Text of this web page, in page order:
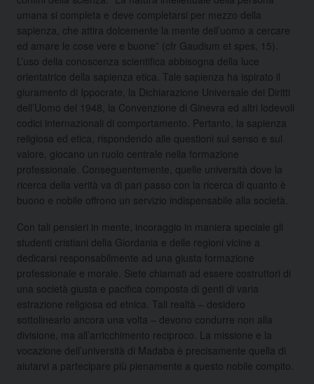
umana si completa e deve completarsi per mezzo della
sapienza, che attira dolcemente la mente dell’uomo a cercare
ed amare le cose vere e buone” (cfr Gaudium et spes, 15).
L’uso della conoscenza scientifica abbisogna della luce
orientatrice della sapienza etica. Tale sapienza ha ispirato il
giuramento di Ippocrate, la Dichiarazione Universale dei Diritti
dell’Uomo del 1948, la Convenzione di Ginevra ed altri lodevoli
codici internazionali di comportamento. Pertanto, la sapienza
religiosa ed etica, rispondendo alle questioni sul senso e sul
valore, giocano un ruolo centrale nella formazione
professionale. Conseguentemente, quelle università dove la
ricerca della verità va di pari passo con la ricerca di quanto è
buono e nobile offrono un servizio indispensabile alla società.
Con tali pensieri in mente, incoraggio in maniera speciale gli
studenti cristiani della Giordania e delle regioni vicine a
dedicarsi responsabilmente ad una giusta formazione
professionale e morale. Siete chiamati ad essere costruttori di
una società giusta e pacifica composta di genti di varia
estrazione religiosa ed etnica. Tali realtà – desidero
sottolinearlo ancora una volta – devono condurre non alla
divisione, ma all’arricchimento reciproco. La missione e la
vocazione dell’università di Madaba è precisamente quella di
aiutarvi a partecipare più pienamente a questo nobile compito.